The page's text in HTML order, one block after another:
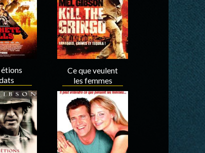
Acteur
Acteur
Ce que veulent
les femmes